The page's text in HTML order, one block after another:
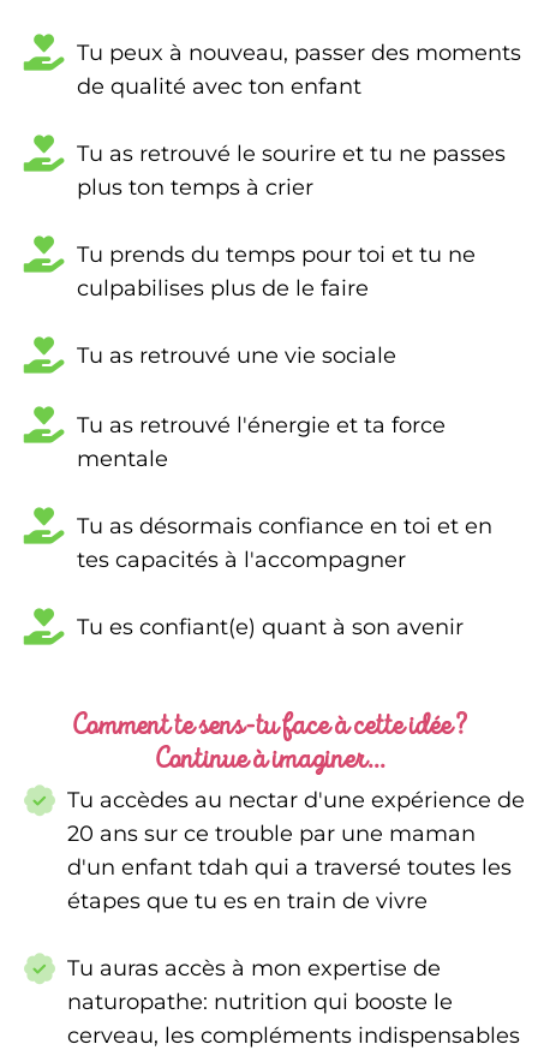
Tu peux à nouveau, passer des moments
de qualité avec ton enfant
Tu as retrouvé le sourire et tu ne passes
plus ton temps à crier
Tu prends du temps pour toi et tu ne
culpabilises plus de le faire
Tu as retrouvé une vie sociale
Tu as retrouvé l'énergie et ta force
mentale
Tu as désormais confiance en toi et en
tes capacités à l'accompagner
Tu es confiant(e) quant à son avenir
Comment te sens-tu face à cette idée ?
Continue à imaginer...
Tu accèdes au nectar d'une expérience de
20 ans sur ce trouble par une maman
d'un enfant tdah qui a traversé toutes les
étapes que tu es en train de vivre
Tu auras accès à mon expertise de
naturopathe: nutrition qui booste le
cerveau, les compléments indispensables